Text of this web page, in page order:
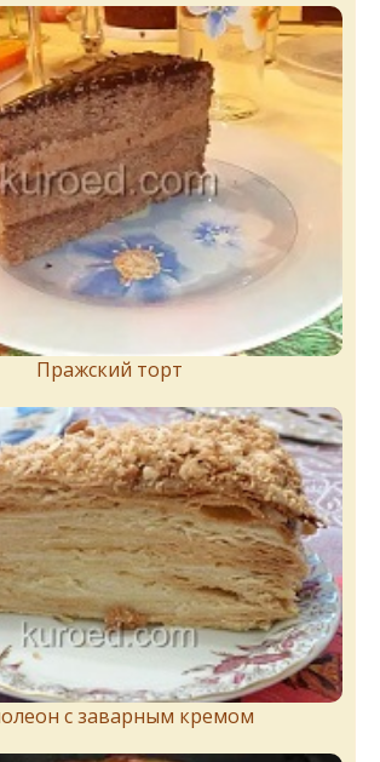
Пражский торт
с заварным кремом